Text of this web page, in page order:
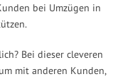
bei Umzügen in
Bei dieser cleveren
mit anderen Kunden,